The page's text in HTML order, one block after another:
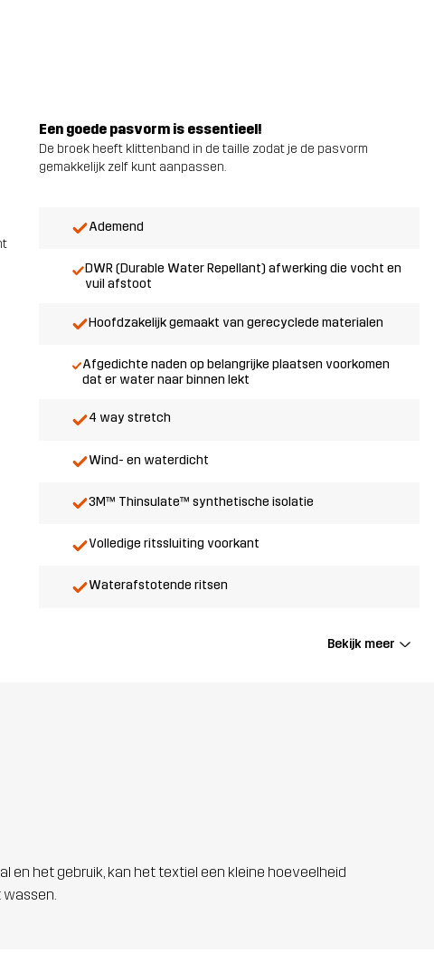
Een goede pasvorm is essentieel!
De broek heeft klittenband in de taille zodat je de pasvorm
gemakkelijk zelf kunt aanpassen.
Ademend
DWR (Durable Water Repellant) afwerking die vocht en
vuil afstoot
Hoofdzakelijk gemaakt van gerecyclede materialen
Afgedichte naden op belangrijke plaatsen voorkomen
dat er water naar binnen lekt
4 way stretch
Wind- en waterdicht
3M™ Thinsulate™ synthetische isolatie
Volledige ritssluiting voorkant
Waterafstotende ritsen
Bekijk meer
en het gebruik, kan het textiel een kleine hoeveelheid